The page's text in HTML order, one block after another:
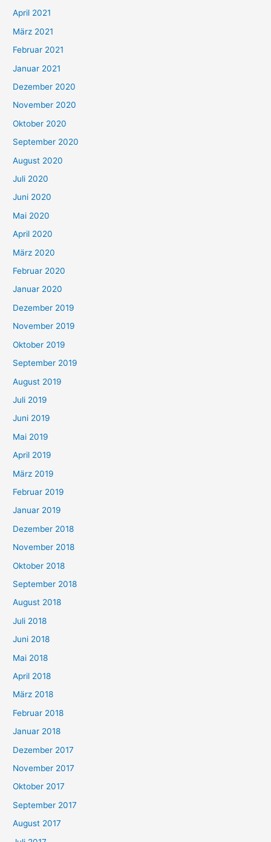
:
April 2021
März 2021
Februar 2021
Januar 2021
Dezember 2020
November 2020
Oktober 2020
September 2020
August 2020
Juli 2020
Juni 2020
Mai 2020
April 2020
März 2020
Februar 2020
Januar 2020
Dezember 2019
November 2019
Oktober 2019
September 2019
August 2019
Juli 2019
Juni 2019
Mai 2019
April 2019
März 2019
Februar 2019
Januar 2019
Dezember 2018
November 2018
Oktober 2018
September 2018
August 2018
Juli 2018
Juni 2018
Mai 2018
April 2018
März 2018
Februar 2018
Januar 2018
Dezember 2017
November 2017
Oktober 2017
September 2017
August 2017